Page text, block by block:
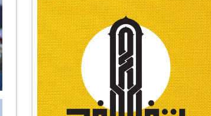
#نداء_الأنبياء
#شجرة_النبوة
#وأنا_على_دين_محم...